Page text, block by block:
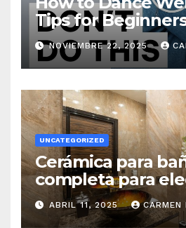
Tips for
NOVIEMBRE 22, 2025
UNCATEGORIZED
Cerámica para
completa para
opción
ABRIL 11, 2025 CARMEN